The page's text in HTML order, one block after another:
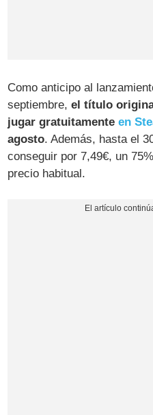
Como anticipo al
septiembre,el título
jugar gratuitamenteen
agosto. Además, hasta el
conseguir por 7,49€, un
precio habitual.